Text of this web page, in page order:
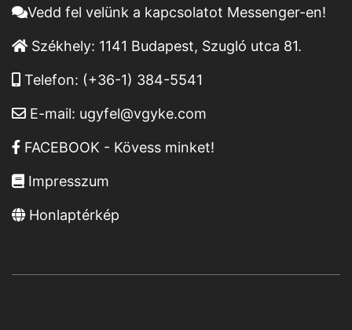
Vedd fel velünk a kapcsolatot Messenger-en!
Székhely: 1141 Budapest, Szugló utca 81.
Telefon: (+36-1) 384-5541
E-mail: ugyfel@vgyke.com
FACEBOOK - Kövess minket!
Impresszum
Honlaptérkép